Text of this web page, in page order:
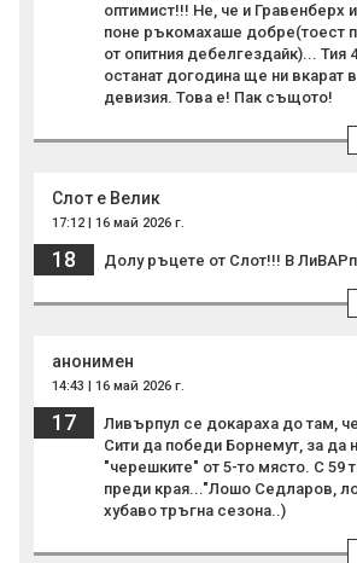
оптимист!!! Не, че и Гравенберх
поне ръкомахаше добре(тоест
от опитния дебелгездайк)... Тия
останат догодина ще ни вкарат
девизия. Това е! Пак същото!
Слот е Велик
17:12 | 16 май 2026 г.
18 Долу ръцете от Слот!!! В
анонимен
14:43 | 16 май 2026 г.
17
Ливърпул се докараха до там,
Сити да победи Борнемут, за да
"черешките" от 5-то място. С 59
преди края..."Лошо Седларов,
хубаво тръгна сезона..)